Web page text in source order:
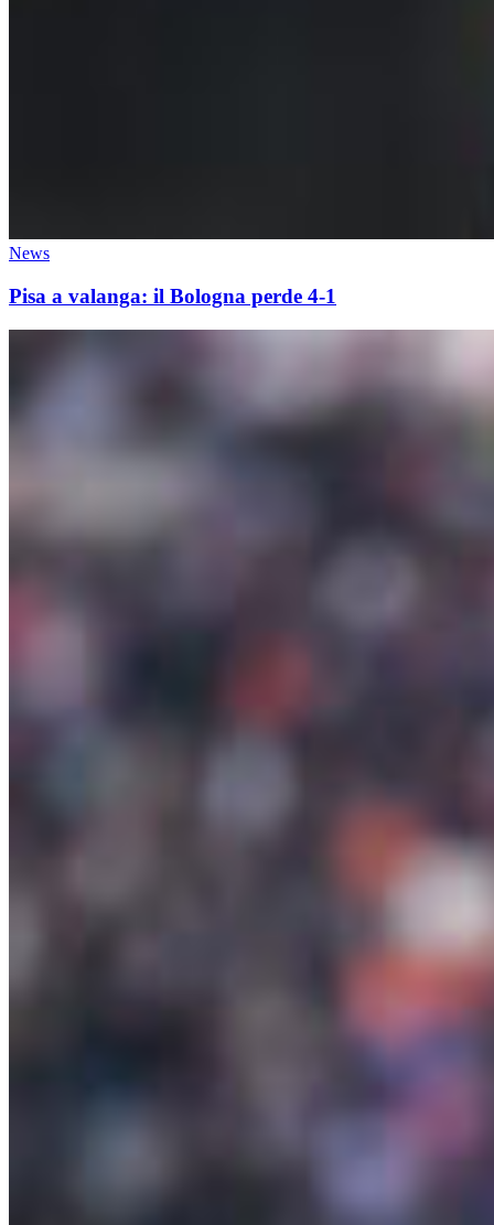
News
Pisa a valanga: il Bologna perde 4-1